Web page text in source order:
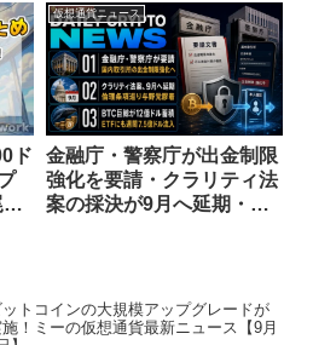
貨ニュース 5/6】
ド
仮想通貨ニュース
金融庁・警察庁が出金制限
強化を要請・クラリティ法
案の採決が9月へ延期・ビ
ットコインの大規模アップグレードが
！ミーの仮想通貨最新ニュース【9月